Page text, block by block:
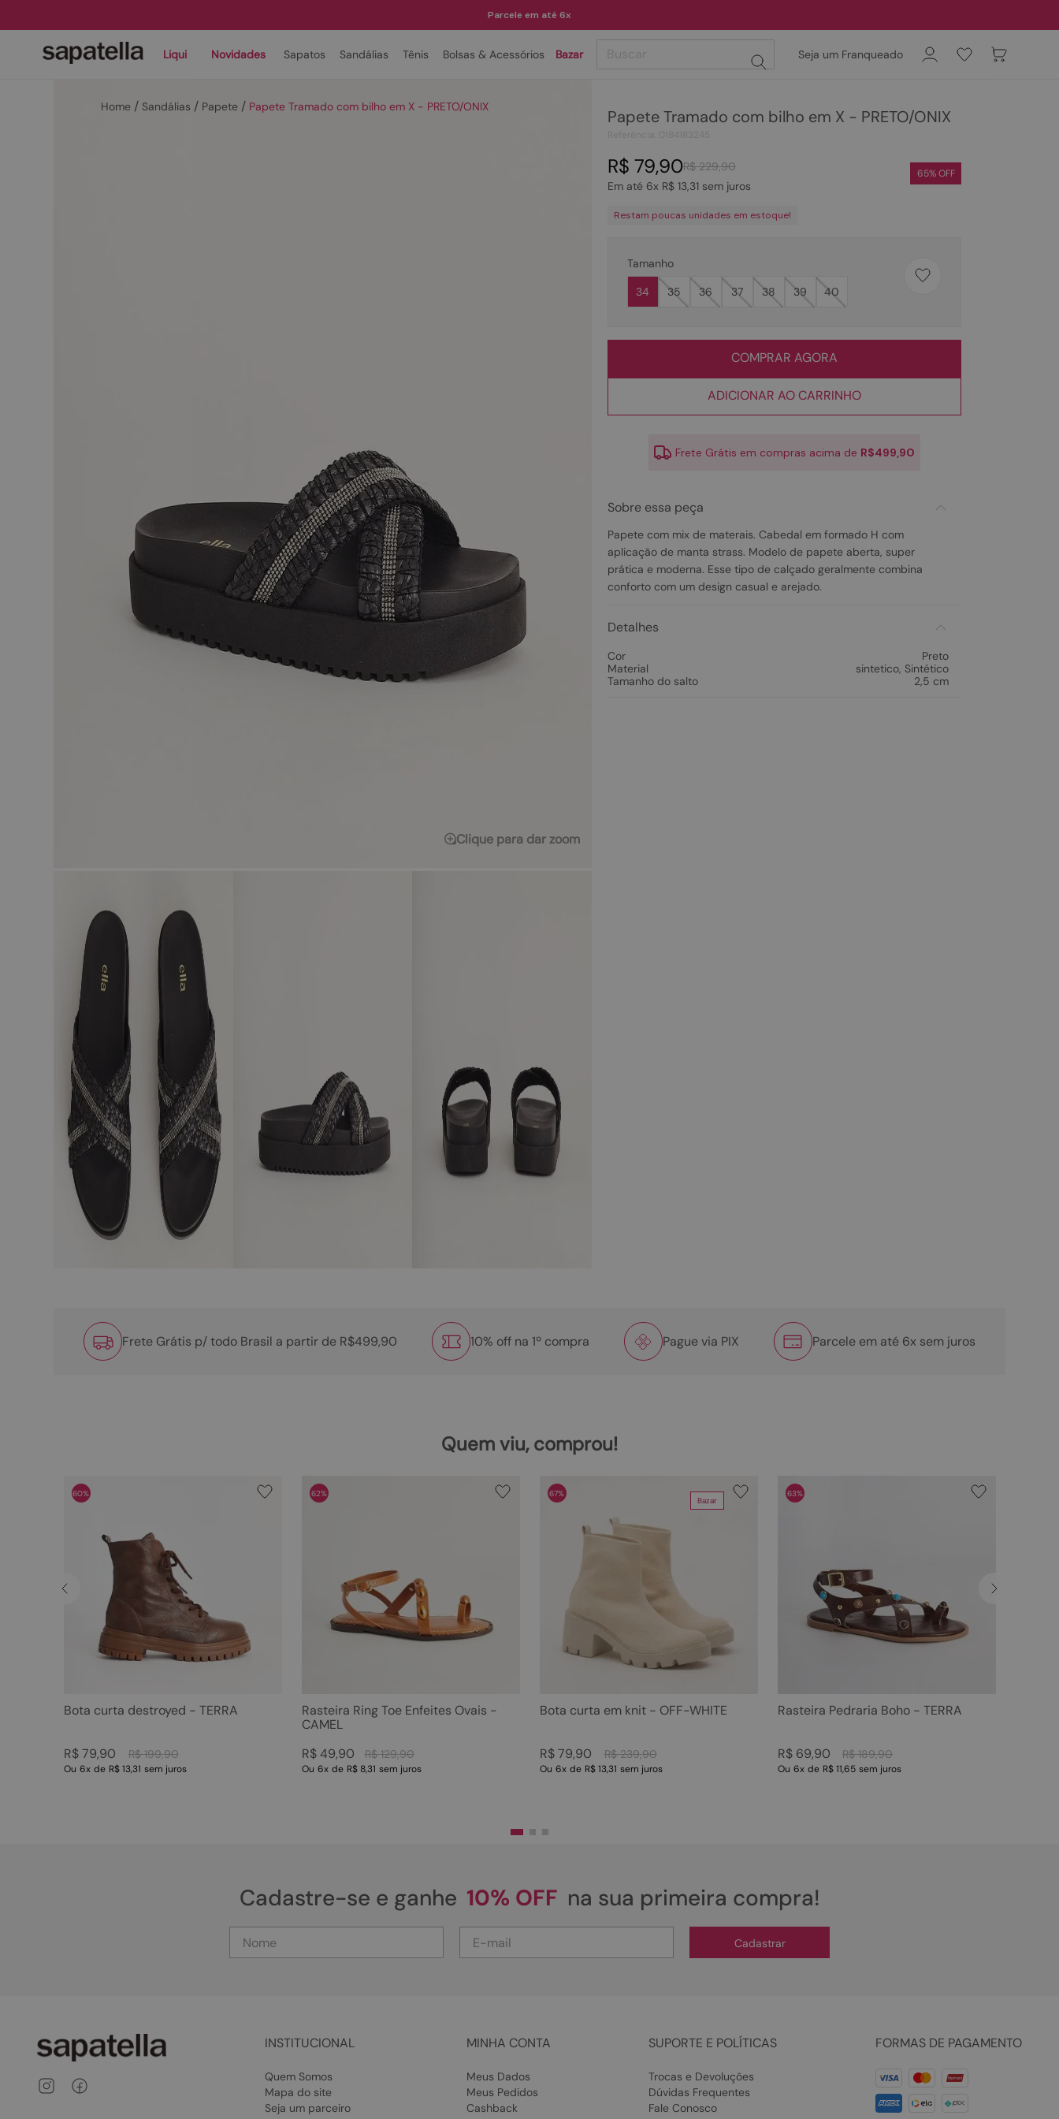
Parcele em até 6x
Liqui Novidades Sapatos Sandálias Tênis Bolsas & Acessórios Bazar Seja um Franqueado
Sandálias Papete Papete Tramado com bilho em X - PRETO/ONIX
Clique para dar zoom
Papete Tramado com bilho em X - PRETO/ONIX
R$ 229,90
R$ 79,90
Em até 6x R$ 13,31sem juros
65% OFF
Restam poucas unidades em estoque!
Tamanho
34
35 36 37 38 39 40
COMPRAR AGORA
ADICIONAR AO CARRINHO
Frete Grátis em compras acima de R$499,90
Sobre essa peça
Papete com mix de materais. Cabedal em formado H com
aplicação de manta strass. Modelo de papete aberta, super
prática e moderna. Esse tipo de calçado geralmente combina
conforto com um design casual e arejado.
Detalhes
Cor
Preto
Material
sintetico, Sintético
Tamanho do salto
2,5 cm
Frete Grátis p/ todo Brasil a partir de R$499,90 10% off na 1º compra Pague via PIX Parcele em até 6x sem juros
Quem viu, comprou!
60%
Bota curta destroyed - TERRA
R$ 199,90
R$ 79,90
Ou 6x de R$ 13,31 sem juros
62%
Rasteira Ring Toe Enfeites Ovais -
CAMEL
R$ 129,90
R$ 49,90
Ou 6x de R$ 8,31 sem juros
Bazar
67%
Bota curta em knit - OFF-WHITE
R$ 239,90
R$ 79,90
Ou 6x de R$ 13,31 sem juros
63%
Rasteira Pedraria Boho - TERRA
R$ 189,90
R$ 69,90
Ou 6x de R$ 11,65 sem juros
Cadastre-se e ganhe 10% OFF na sua primeira compra!
Cadastrar
INSTITUCIONAL
Quem Somos
Mapa do site
Seja um parceiro
MINHA CONTA
Meus Dados
Meus Pedidos
Cashback
SUPORTE E POLÍTICAS
Trocas e Devoluções
Dúvidas Frequentes
Fale Conosco
FORMAS DE PAGAMENTO